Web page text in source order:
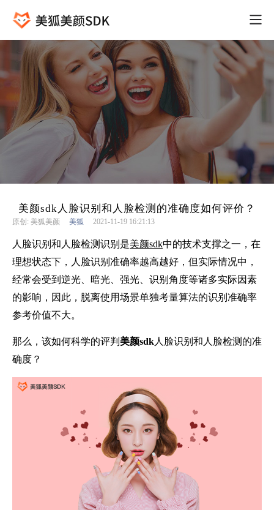
美颜sdk人脸识别和人脸检测的准确度如何评价？
原创: 美狐美颜 美狐 2021-11-19 16:21:13
人脸识别和人脸检测识别是美颜sdk中的技术支撑之一，在
理想状态下，人脸识别准确率越高越好，但实际情况中，
经常会受到逆光、暗光、强光、识别角度等诸多实际因素
的影响，因此，脱离使用场景单独考量算法的识别准确率
参考价值不大。
那么，该如何科学的评判 美颜sdk人脸识别和人脸检测的准
确度？